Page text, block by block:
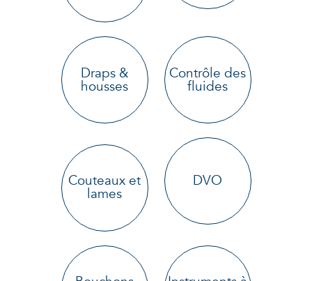
Draps &
housses
Contrôle des
fluides
Couteaux et
lames
DVO